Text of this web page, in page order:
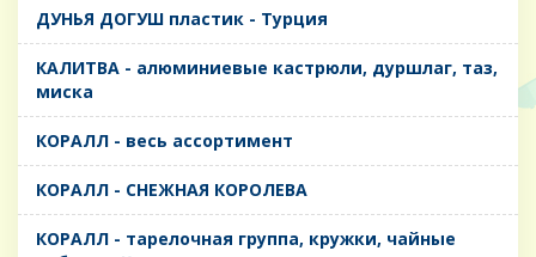
ДУНЬЯ ДОГУШ пластик - Турция
КАЛИТВА - алюминиевые кастрюли, дуршлаг, таз,
миска
КОРАЛЛ - весь ассортимент
КОРАЛЛ - СНЕЖНАЯ КОРОЛЕВА
КОРАЛЛ - тарелочная группа, кружки, чайные